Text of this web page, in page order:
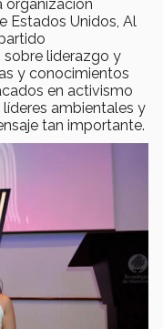
organización
Estados Unidos, Al
liderazgo y
y conocimientos
en activismo
ambientales y
tan importante.